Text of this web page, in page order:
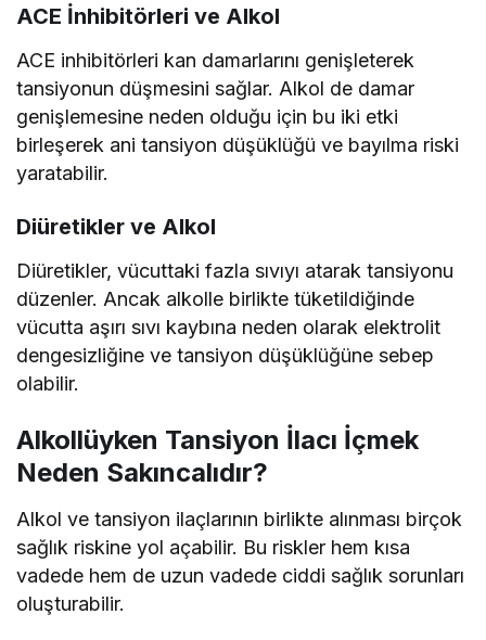
ACE İnhibitörleri ve Alkol
ACE inhibitörleri kan damarlarını genişleterek
tansiyonun düşmesini sağlar. Alkol de damar
genişlemesine neden olduğu için bu iki etki
birleşerek ani tansiyon düşüklüğü ve bayılma riski
yaratabilir.
Diüretikler ve Alkol
Diüretikler, vücuttaki fazla sıvıyı atarak tansiyonu
düzenler. Ancak alkolle birlikte tüketildiğinde
vücutta aşırı sıvı kaybına neden olarak elektrolit
dengesizliğine ve tansiyon düşüklüğüne sebep
olabilir.
Alkollüyken Tansiyon İlacı İçmek
Neden Sakıncalıdır?
Alkol ve tansiyon ilaçlarının birlikte alınması birçok
sağlık riskine yol açabilir. Bu riskler hem kısa
vadede hem de uzun vadede ciddi sağlık sorunları
oluşturabilir.